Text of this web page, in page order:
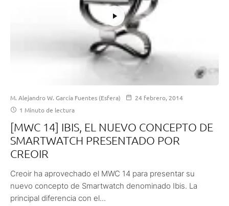
M. Alejandro W. García Fuentes (Esfera)
24 febrero, 2014
1 Minuto de lectura
[MWC 14] IBIS, EL NUEVO CONCEPTO DE
SMARTWATCH PRESENTADO POR
CREOIR
Creoir ha aprovechado el MWC 14 para presentar su
nuevo concepto de Smartwatch denominado Ibis. La
principal diferencia con el...